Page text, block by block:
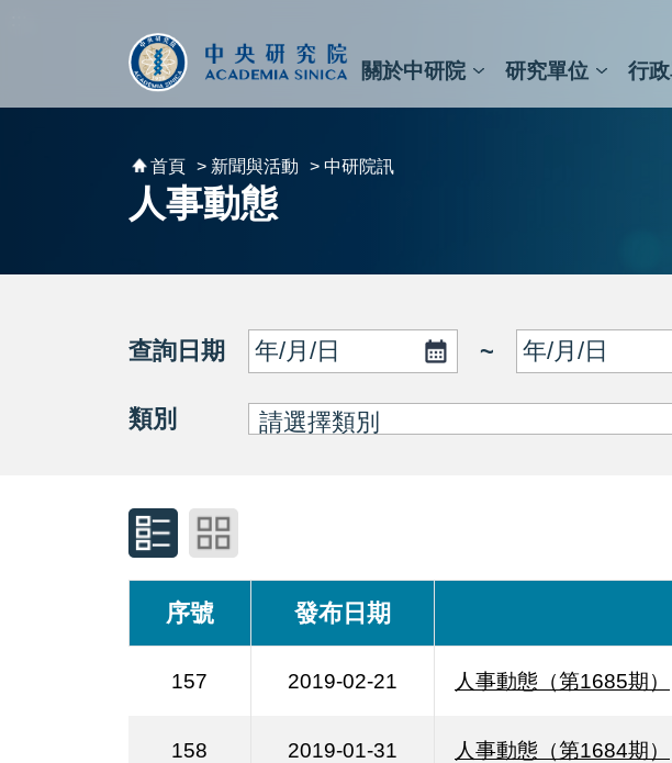
關於中研院 研究單位 行
首頁 > 新聞與活動 > 中研院訊
人事動態
查詢日期 ~
類別
序號 發布日期
157 2019-02-21 人事動態（第1685期）
158 2019-01-31 人事動態（第1684期）